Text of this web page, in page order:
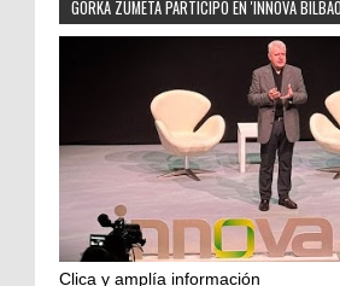
GORKA ZUMETA PARTICIPÓ EN 'INNOVA
Clica y amplía información